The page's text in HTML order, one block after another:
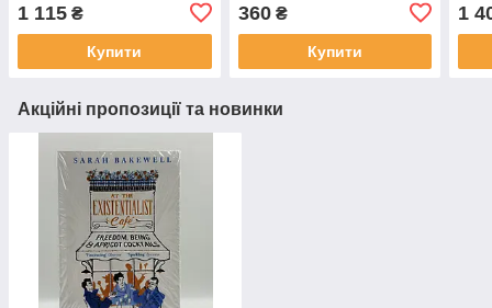
1 115 ₴
Купити
360₴
Купити
1
Акційні пропозиції та новинки